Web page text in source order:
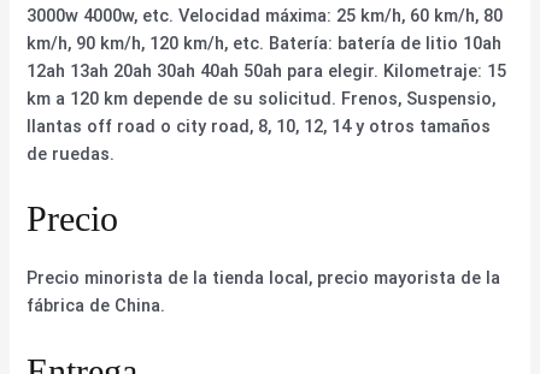
3000w 4000w, etc. Velocidad máxima: 25 km/h, 60 km/h, 80
km/h, 90 km/h, 120 km/h, etc. Batería: batería de litio 10ah
12ah 13ah 20ah 30ah 40ah 50ah para elegir. Kilometraje: 15
km a 120 km depende de su solicitud. Frenos, Suspensio,
llantas off road o city road, 8, 10, 12, 14 y otros tamaños
de ruedas.
Precio
Precio minorista de la tienda local, precio mayorista de la
fábrica de China.